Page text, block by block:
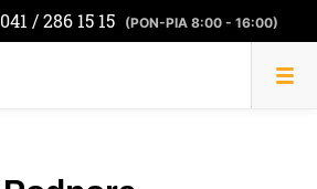
041 / 286 15 15 (PON-PIA 8:00 - 16:00)